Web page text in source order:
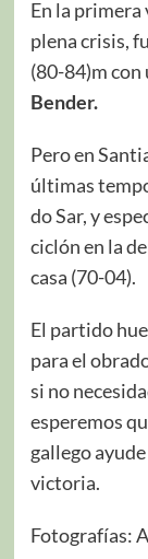
En la
plena crisis,
(80-84)m
Bender.
Pero en
últimas
do Sar, y
ciclón en la
casa (70-04).
El partido
para el
si no
esperemos
gallego
victoria.
Fotografías: